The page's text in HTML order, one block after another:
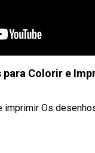
para Colorir e
Os